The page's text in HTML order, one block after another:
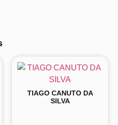
TIAGO CANUTO DA
SILVA